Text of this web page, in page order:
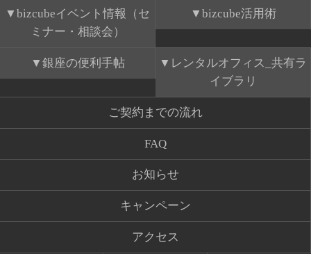
bizcubeイベント情報（セ
ミナー・相談会）
bizcube活用術
銀座の便利手帖
レンタルオフィス_共有ラ
イブラリ
ご契約までの流れ
FAQ
お知らせ
キャンペーン
アクセス